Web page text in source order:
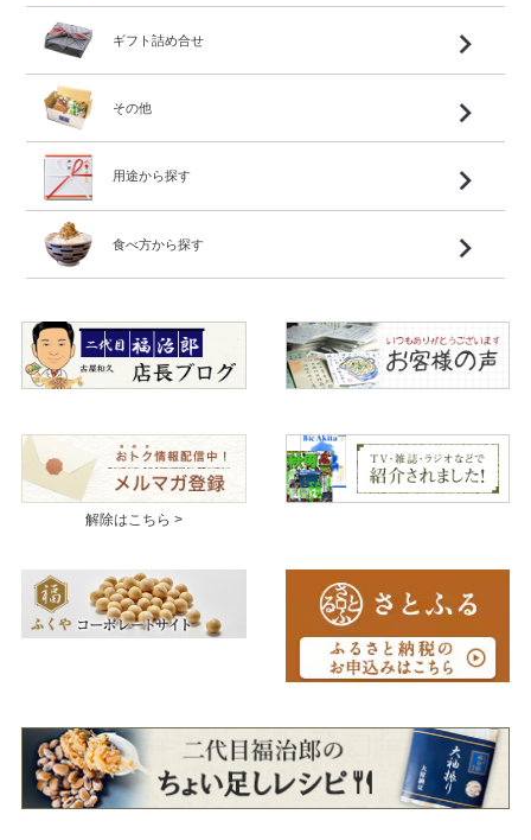
ギフト詰め合せ
その他
用途から探す
食べ方から探す
解除はこちら >